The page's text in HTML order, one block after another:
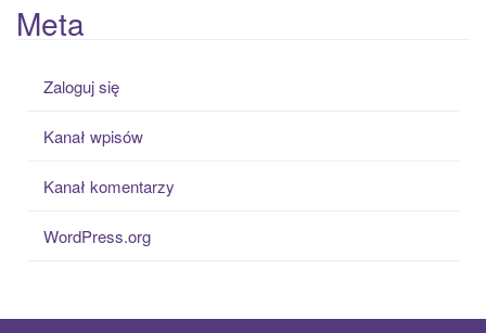
Meta
Zaloguj się
Kanał wpisów
Kanał komentarzy
WordPress.org